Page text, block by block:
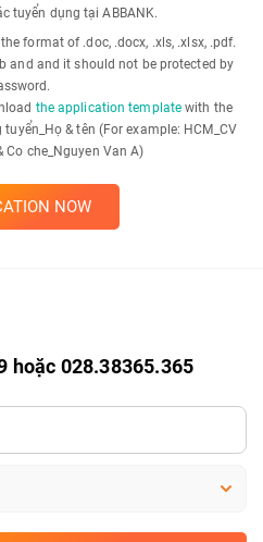
tuyển dụng tại ABBANK.
format of .doc, .docx, .xls, .xlsx, .pdf.
and and it should not be protected by
the application template with the
& tên (For example: HCM_CV
Co che_Nguyen Van A)
NOW
hoặc 028.38365.365